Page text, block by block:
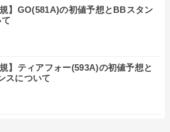
規】GO(581A)の初値予想とBBスタン
規】ティアフォー(593A)の初値予想と
スについて